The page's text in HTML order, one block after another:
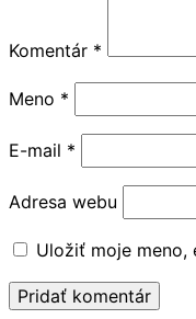
Komentár *
Meno *
E-mail *
Adresa webu
Uložiť moje meno,